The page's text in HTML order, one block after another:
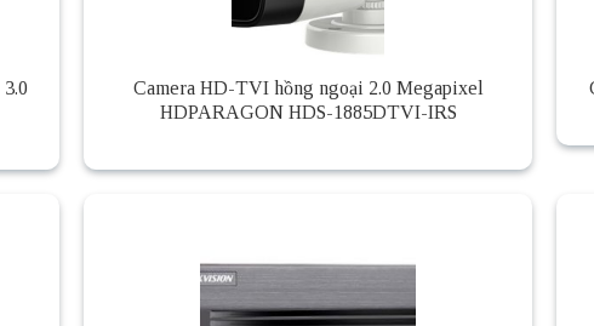
Camera HD-TVI hồng ngoại 2.0 Megapixel
HDPARAGON HDS-1885DTVI-IRS